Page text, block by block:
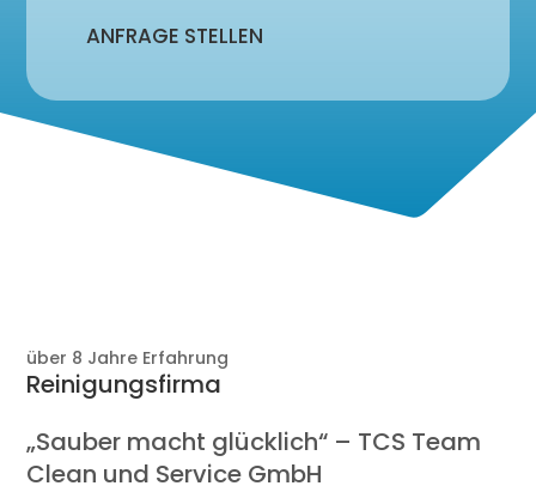
ANFRAGE STELLEN
über 8 Jahre Erfahrung
Reinigungsfirma
„Sauber macht glücklich“ – TCS Team
Clean und Service GmbH